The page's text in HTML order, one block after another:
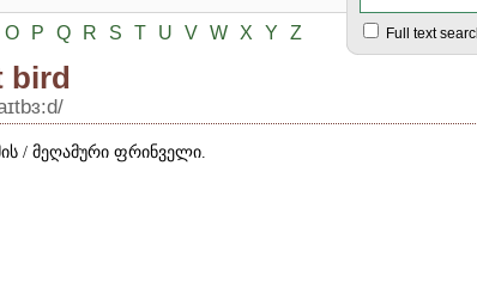
O P Q R S T U V W X Y Z Full text
bird
/ მეღამური ფრინველი.